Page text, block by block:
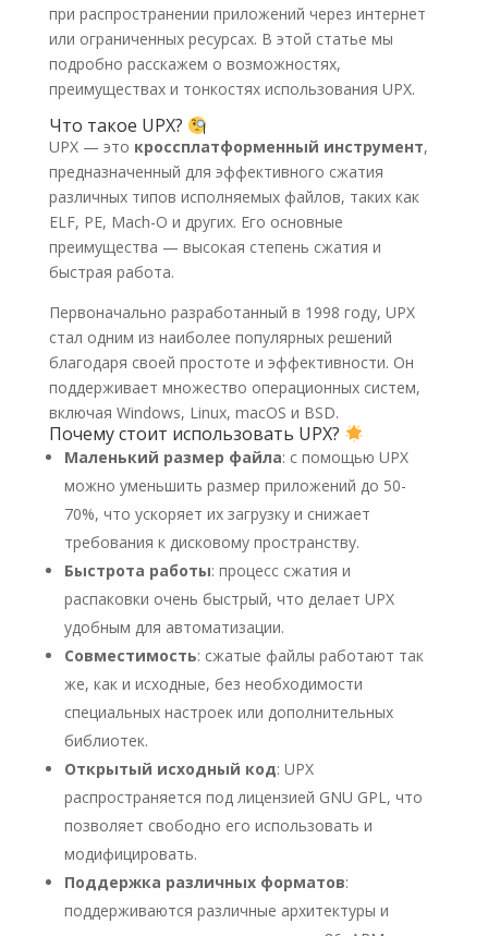
при распространении приложений через интернет
или ограниченных ресурсах. В этой статье мы
подробно расскажем о возможностях,
преимуществах и тонкостях использования UPX.
Что такое UPX?
UPX — это кроссплатформенный инструмент,
предназначенный для эффективного сжатия
различных типов исполняемых файлов, таких как
ELF, PE, Mach-O и других. Его основные
преимущества — высокая степень сжатия и
быстрая работа.
Первоначально разработанный в 1998 году, UPX
стал одним из наиболее популярных решений
благодаря своей простоте и эффективности. Он
поддерживает множество операционных систем,
включая Windows, Linux, macOS и BSD.
Почему стоит использовать UPX?
Маленький размер файла: с помощью UPX
можно уменьшить размер приложений до 50-
70%, что ускоряет их загрузку и снижает
требования к дисковому пространству.
Быстрота работы: процесс сжатия и
распаковки очень быстрый, что делает UPX
удобным для автоматизации.
Совместимость: сжатые файлы работают так
же, как и исходные, без необходимости
специальных настроек или дополнительных
библиотек.
Открытый исходный код: UPX
распространяется под лицензией GNU GPL, что
позволяет свободно его использовать и
модифицировать.
Поддержка различных форматов:
поддерживаются различные архитектуры и